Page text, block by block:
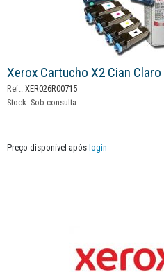
Xerox Cartucho X2 Cian Claro
Ref.: XER026R00715
Stock: Sob consulta
Preço disponível após login